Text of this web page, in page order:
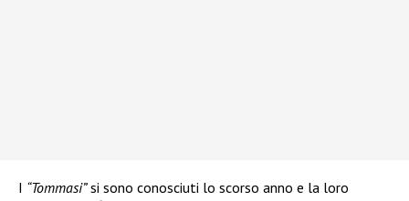
I “Tommasi”si sono conosciuti lo scorso anno e la loro